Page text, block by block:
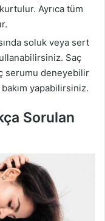
Ayrıca tüm
soluk veya sert
Saç
serumu deneyebilir
yapabilirsiniz.
Sorulan